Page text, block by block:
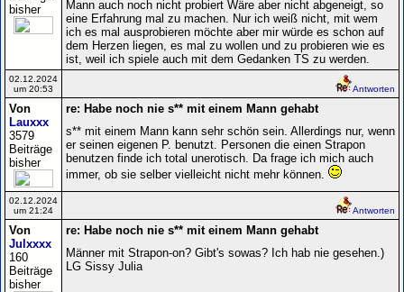
bisher
Mann auch noch nicht probiert Wäre aber nicht abgeneigt, so
eine Erfahrung mal zu machen. Nur ich weiß nicht, mit wem
ich es mal ausprobieren möchte aber mir würde es schon auf
dem Herzen liegen, es mal zu wollen und zu probieren wie es
ist, weil ich spiele auch mit dem Gedanken TS zu werden.
02.12.2024
um 20:53
Antworten
Von
Lauxxx
3579
Beiträge
bisher
re: Habe noch nie s** mit einem Mann gehabt
s** mit einem Mann kann sehr schön sein. Allerdings nur, wenn
er seinen eigenen P. benutzt. Personen die einen Strapon
benutzen finde ich total unerotisch. Da frage ich mich auch
immer, ob sie selber vielleicht nicht mehr können.
02.12.2024
um 21:24
Antworten
Von
Julxxxx
160
Beiträge
bisher
re: Habe noch nie s** mit einem Mann gehabt
Männer mit Strapon-on? Gibt's sowas? Ich hab nie gesehen.)
LG Sissy Julia